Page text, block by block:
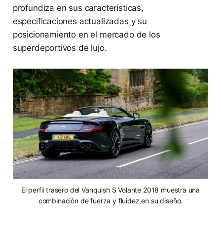
profundiza en sus características,
especificaciones actualizadas y su
posicionamiento en el mercado de los
superdeportivos de lujo.
El perfil trasero del Vanquish S Volante 2018 muestra una
combinación de fuerza y fluidez en su diseño.